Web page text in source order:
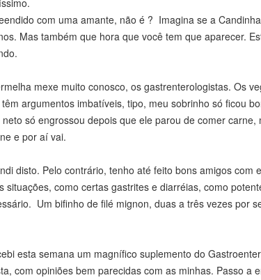
com uma amante, não é ? Imagina se a
Mas também que hora que você tem que aparecer.
mexe muito conosco, os gastrenterologistas. Os
argumentos imbatíveis, tipo, meu sobrinho só ficou
só engrossou depois que ele parou de comer carne,
e por aí vai.
disto. Pelo contrário, tenho até feito bons amigos com
como certas gastrites e diarréias, como
Um bifinho de filé mignon, duas a três vezes por
esta semana um magnífico suplemento do
com opiniões bem parecidas com as minhas. Passo a